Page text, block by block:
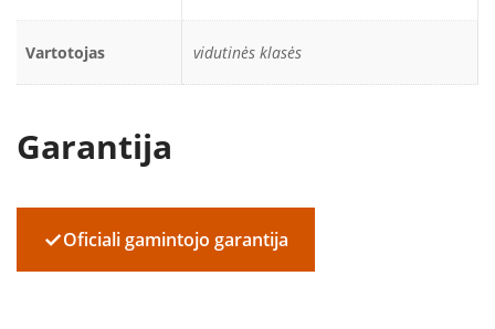
Vartotojas vidutinės klasės
Garantija
✓Oficiali gamintojo garantija